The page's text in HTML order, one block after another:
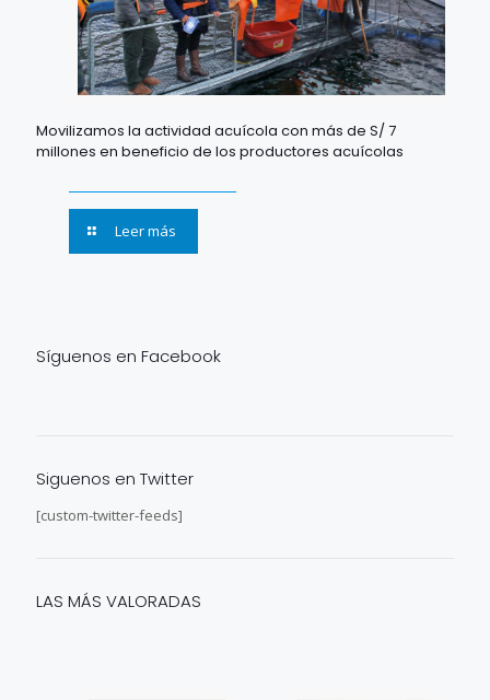
Movilizamos la actividad acuícola con más de S/ 7
millones en beneficio de los productores acuícolas
Leer más
Síguenos en Facebook
Siguenos en Twitter
[custom-twitter-feeds]
LAS MÁS VALORADAS